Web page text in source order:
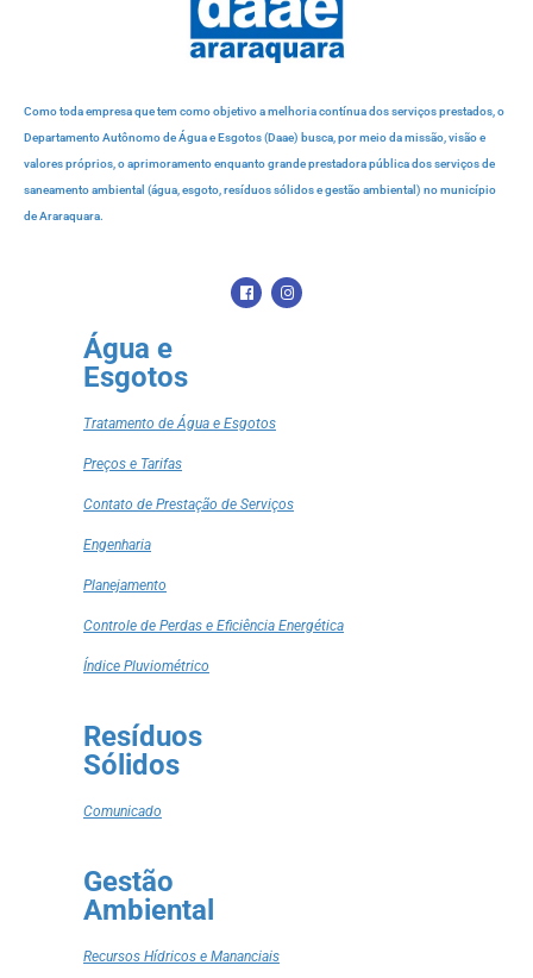
Como toda empresa que tem como objetivo a melhoria contínua dos serviços prestados, o
Departamento Autônomo de Água e Esgotos (Daae) busca, por meio da missão, visão e
valores próprios, o aprimoramento enquanto grande prestadora pública dos serviços de
saneamento ambiental (água, esgoto, resíduos sólidos e gestão ambiental) no município
de Araraquara.
Água e
Esgotos
Tratamento de Água e Esgotos
Preços e Tarifas
Contato de Prestação de Serviços
Engenharia
Planejamento
Controle de Perdas e Eficiência Energética
Índice Pluviométrico
Resíduos
Sólidos
Comunicado
Gestão
Ambiental
Recursos Hídricos e Mananciais